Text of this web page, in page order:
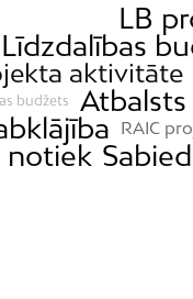
LB
Līdzdalības
aktivitāte
budžets
RAIC
notiek